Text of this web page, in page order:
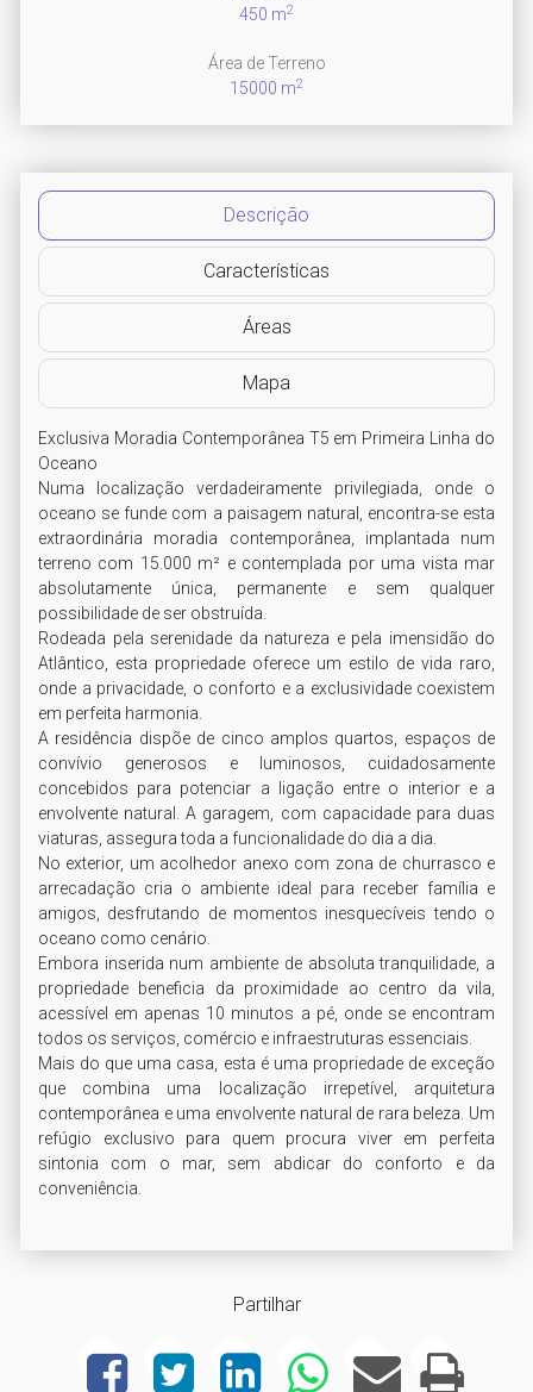
450 m2
Área de Terreno
15000 m2
Partilhar
Descrição
Características
Áreas
Mapa
Exclusiva Moradia Contemporânea T5 em Primeira Linha do
Oceano
Numa localização verdadeiramente privilegiada, onde o
oceano se funde com a paisagem natural, encontra-se esta
extraordinária moradia contemporânea, implantada num
terreno com 15.000 m² e contemplada por uma vista mar
absolutamente única, permanente e sem qualquer
possibilidade de ser obstruída.
Rodeada pela serenidade da natureza e pela imensidão do
Atlântico, esta propriedade oferece um estilo de vida raro,
onde a privacidade, o conforto e a exclusividade coexistem
em perfeita harmonia.
A residência dispõe de cinco amplos quartos, espaços de
convívio generosos e luminosos, cuidadosamente
concebidos para potenciar a ligação entre o interior e a
envolvente natural. A garagem, com capacidade para duas
viaturas, assegura toda a funcionalidade do dia a dia.
No exterior, um acolhedor anexo com zona de churrasco e
arrecadação cria o ambiente ideal para receber família e
amigos, desfrutando de momentos inesquecíveis tendo o
oceano como cenário.
Embora inserida num ambiente de absoluta tranquilidade, a
propriedade beneficia da proximidade ao centro da vila,
acessível em apenas 10 minutos a pé, onde se encontram
todos os serviços, comércio e infraestruturas essenciais.
Mais do que uma casa, esta é uma propriedade de exceção
que combina uma localização irrepetível, arquitetura
contemporânea e uma envolvente natural de rara beleza. Um
refúgio exclusivo para quem procura viver em perfeita
sintonia com o mar, sem abdicar do conforto e da